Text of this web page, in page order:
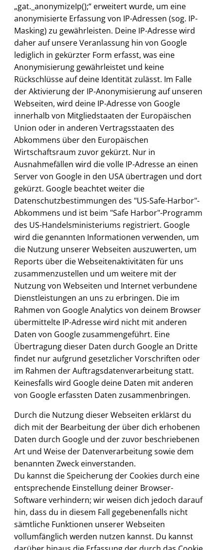
„gat._anonymizeIp();“ erweitert wurde, um eine
anonymisierte Erfassung von IP-Adressen (sog. IP-
Masking) zu gewährleisten. Deine IP-Adresse wird
daher auf unsere Veranlassung hin von Google
lediglich in gekürzter Form erfasst, was eine
Anonymisierung gewährleistet und keine
Rückschlüsse auf deine Identität zulässt. Im Falle
der Aktivierung der IP-Anonymisierung auf unseren
Webseiten, wird deine IP-Adresse von Google
innerhalb von Mitgliedstaaten der Europäischen
Union oder in anderen Vertragsstaaten des
Abkommens über den Europäischen
Wirtschaftsraum zuvor gekürzt. Nur in
Ausnahmefällen wird die volle IP-Adresse an einen
Server von Google in den USA übertragen und dort
gekürzt. Google beachtet weiter die
Datenschutzbestimmungen des "US-Safe-Harbor"-
Abkommens und ist beim "Safe Harbor"-Programm
des US-Handelsministeriums registriert. Google
wird die genannten Informationen verwenden, um
die Nutzung unserer Webseiten auszuwerten, um
Reports über die Webseitenaktivitäten für uns
zusammenzustellen und um weitere mit der
Nutzung von Webseiten und Internet verbundene
Dienstleistungen an uns zu erbringen. Die im
Rahmen von Google Analytics von deinem Browser
übermittelte IP-Adresse wird nicht mit anderen
Daten von Google zusammengeführt. Eine
Übertragung dieser Daten durch Google an Dritte
findet nur aufgrund gesetzlicher Vorschriften oder
im Rahmen der Auftragsdatenverarbeitung statt.
Keinesfalls wird Google deine Daten mit anderen
von Google erfassten Daten zusammenbringen.
Durch die Nutzung dieser Webseiten erklärst du
dich mit der Bearbeitung der über dich erhobenen
Daten durch Google und der zuvor beschriebenen
Art und Weise der Datenverarbeitung sowie dem
benannten Zweck einverstanden.
Du kannst die Speicherung der Cookies durch eine
entsprechende Einstellung deiner Browser-
Software verhindern; wir weisen dich jedoch darauf
hin, dass du in diesem Fall gegebenenfalls nicht
sämtliche Funktionen unserer Webseiten
vollumfänglich werden nutzen kannst. Du kannst